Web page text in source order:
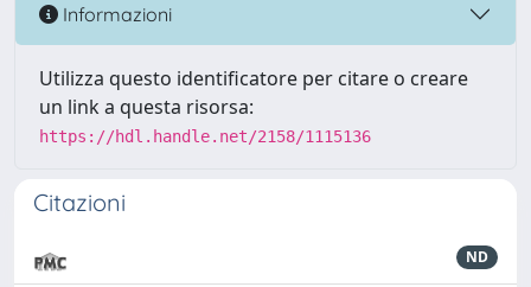
Informazioni
Utilizza questo identificatore per citare o creare
un link a questa risorsa:
https://hdl.handle.net/2158/1115136
Citazioni
ND